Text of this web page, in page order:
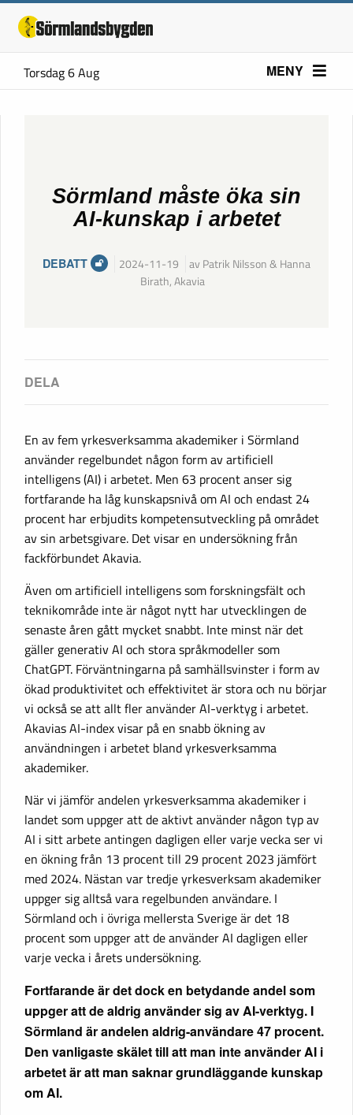
Torsdag 6 Aug MENY
Sörmland måste öka sin
AI-kunskap i arbetet
DEBATT 2024-11-19
av Patrik Nilsson & Hanna
Birath, Akavia
En av fem yrkesverksamma akademiker i Sörmland
använder regelbundet någon form av artificiell
intelligens (AI) i arbetet. Men 63 procent anser sig
fortfarande ha låg kunskapsnivå om AI och endast 24
procent har erbjudits kompetensutveckling på området
av sin arbetsgivare. Det visar en undersökning från
fackförbundet Akavia.
Även om artificiell intelligens som forskningsfält och
teknikområde inte är något nytt har utvecklingen de
senaste åren gått mycket snabbt. Inte minst när det
gäller generativ AI och stora språkmodeller som
ChatGPT. Förväntningarna på samhällsvinster i form av
ökad produktivitet och effektivitet är stora och nu börjar
vi också se att allt fler använder AI-verktyg i arbetet.
Akavias AI-index visar på en snabb ökning av
användningen i arbetet bland yrkesverksamma
akademiker.
När vi jämför andelen yrkesverksamma akademiker i
landet som uppger att de aktivt använder någon typ av
AI i sitt arbete antingen dagligen eller varje vecka ser vi
en ökning från 13 procent till 29 procent 2023 jämfört
med 2024. Nästan var tredje yrkesverksam akademiker
uppger sig alltså vara regelbunden användare. I
Sörmland och i övriga mellersta Sverige är det 18
procent som uppger att de använder AI dagligen eller
varje vecka i årets undersökning.
Fortfarande är det dock en betydande andel som
uppger att de aldrig använder sig av AI-verktyg. I
Sörmland är andelen aldrig-användare 47 procent.
Den vanligaste skälet till att man inte använder AI i
arbetet är att man saknar grundläggande kunskap
om AI.